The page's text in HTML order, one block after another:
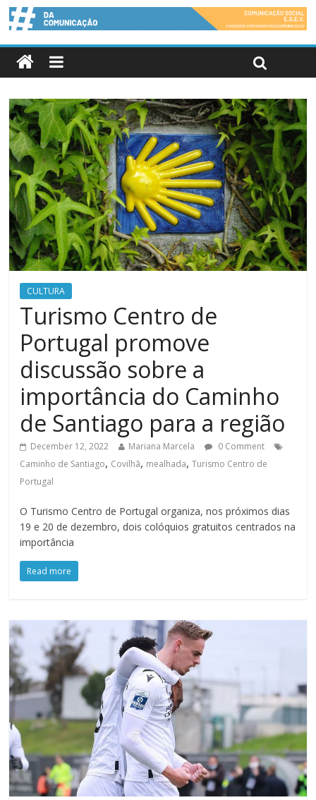
CULTURA
Turismo Centro de
Portugal promove
discussão sobre a
importância do Caminho
de Santiago para a região
December 12, 2022 Mariana Marcela
0 Comment
Caminho de Santiago, Covilhã, mealhada,Turismo Centro de
Portugal
O Turismo Centro de Portugal organiza, nos próximos dias
19 e 20 de dezembro, dois colóquios gratuitos centrados na
importância
Read more